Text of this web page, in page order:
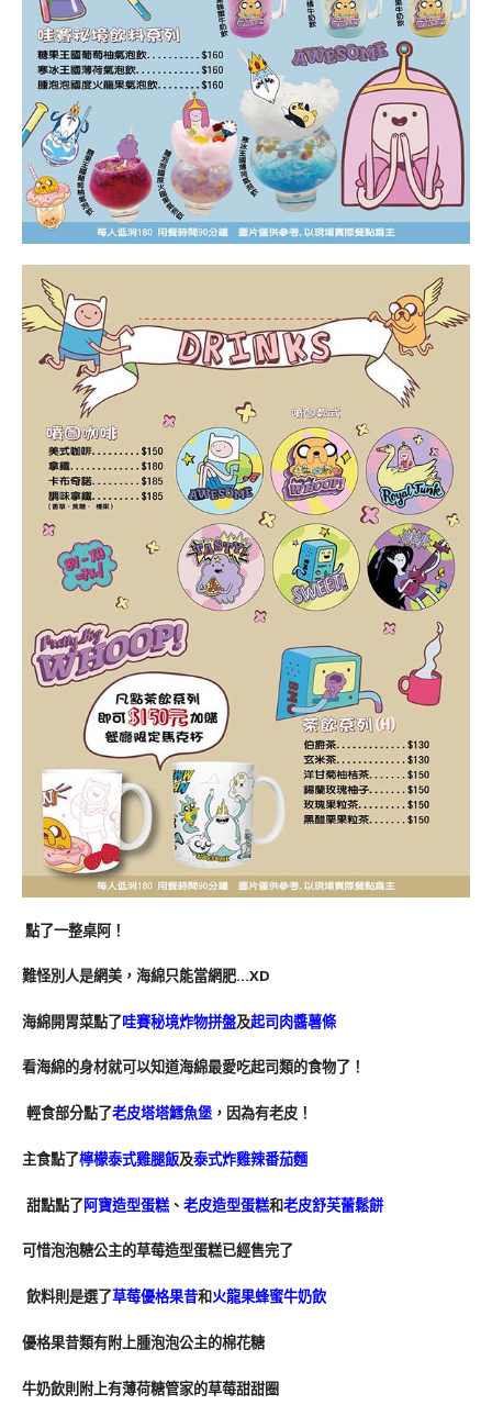
點了一整桌阿！
難怪別人是網美，海綿只能當網肥…XD
海綿開胃菜點了哇賽秘境炸物拼盤及起司肉醬薯條
看海綿的身材就可以知道海綿最愛吃起司類的食物了！
輕食部分點了老皮塔塔鱈魚堡 ，因為有老皮！
主食點了檸檬泰式雞腿飯及泰式炸雞辣番茄麵
甜點點了阿寶造型蛋糕 、 老皮造型蛋糕和老皮舒芙蕾鬆餅
可惜泡泡糖公主的草莓造型蛋糕已經售完了
飲料則是選了草莓優格果昔和火龍果蜂蜜牛奶飲
優格果昔類有附上腫泡泡公主的棉花糖
牛奶飲則附上有薄荷糖管家的草莓甜甜圈